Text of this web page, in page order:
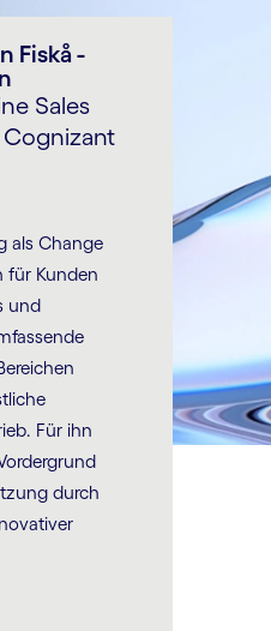
Fiskå -
Sales
Cognizant
als Change
für Kunden
und
Für ihn
durch